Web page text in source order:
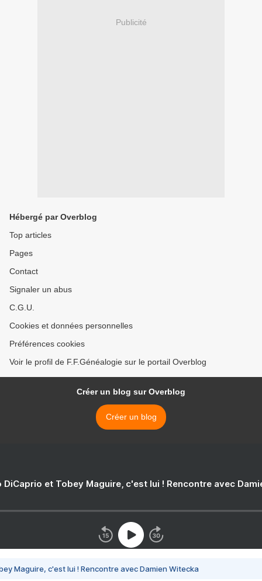
Publicité
Hébergé par Overblog
Top articles
Pages
Contact
Signaler un abus
C.G.U.
Cookies et données personnelles
Préférences cookies
Voir le profil de F.F.Généalogie sur le portail Overblog
Créer un blog sur Overblog
Créer un blog
DiCaprio et Tobey Maguire, c'est lui ! Rencontre avec
Maguire, c'est lui ! Rencontre avec Damien Witecka